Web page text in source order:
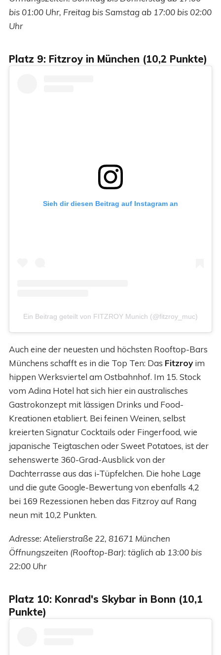
bis 01:00 Uhr, Freitag bis Samstag ab 17:00 bis 02:00
Uhr
Platz 9: Fitzroy in München (10,2 Punkte)
Sieh dir diesen Beitrag auf Instagram an
Ein Beitrag geteilt von FITZROY Munich (@fitzroy_muc)
Auch eine der neuesten und höchsten Rooftop-Bars
Münchens schafft es in die Top Ten: Das Fitzroyim
hippen Werksviertel am Ostbahnhof. Im 15. Stock
vom Adina Hotel hat sich hier ein australisches
Gastrokonzept mit lässigen Drinks und Food-
Kreationen etabliert. Bei feinen Weinen, selbst
kreierten Signatur Cocktails oder Fingerfood, wie
japanische Teigtaschen oder Sweet Potatoes, ist der
sehenswerte 360-Grad-Ausblick von der
Dachterrasse aus das i-Tüpfelchen. Die hohe Lage
und die gute Google-Bewertung von ebenfalls 4,2
bei 169 Rezessionen heben das Fitzroy auf Rang
neun mit 10,2 Punkten.
Adresse: Atelierstraße 22, 81671 München
Öffnungszeiten (Rooftop-Bar): täglich ab 13:00 bis
22:00 Uhr
Platz 10: Konrad's Skybar in Bonn (10,1
Punkte)